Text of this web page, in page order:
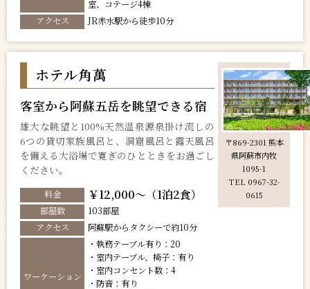
室、コテージ4棟
アクセス
JR赤水駅から徒歩10分
ホテル角萬
客室から阿蘇五岳を眺望できる宿
雄大な眺望と100%天然温泉源泉掛け流しの
6つの貸切家族風呂と、洞窟風呂と露天風呂
を備える大浴場で寛ぎのひとときをお過ごし
ください。
料金 ￥12,000～（1泊2食）
部屋数
103部屋
アクセス
阿蘇駅からタクシーで約10分
ワーケーション
・執務テーブル有り：20
・室内テーブル、椅子：有り
・室内コンセント数：4
・防音：有り
〒869-2301 熊本
県阿蘇市内牧
1095-1
TEL 0967-32-
0615